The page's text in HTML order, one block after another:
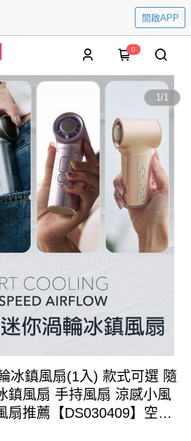
開啟APP
0
1/1
冰鎮風扇(1入) 款式可選 隨
鎮風扇 手持風扇 涼感小風
扇推薦【DS030409】空運